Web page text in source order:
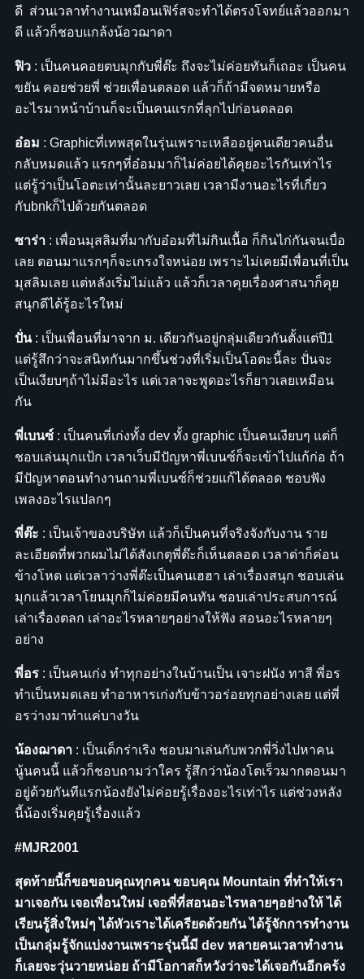
ดี ส่วนเวลาทำงานเหมือนเฟิร์สจะทำได้ตรงโจทย์แล้วออกมา
ดี แล้วก็ชอบแกล้งน้อวฌาดา
ฟิว : เป็นคนคอยตบมุกกับพี่ต๊ะ ถึงจะไม่ค่อยทันก็เถอะ เป็นคน
ขยัน คอยช่วยพี่ ช่วยเพื่อนตลอด แล้วก็ถ้ามีจดหมายหรือ
อะไรมาหน้าบ้านก็จะเป็นคนแรกที่ลุกไปก่อนตลอด
อ๋อม : Graphicที่เทพสุดในรุ่นเพราะเหลืออยู่คนเดียวคนอื่น
กลับหมดแล้ว แรกๆที่อ๋อมมาก็ไม่ค่อยได้คุยอะไรกันเท่าไร
แต่รู้ว่าเป็นโอตะเท่านั้นละยาวเลย เวลามีงานอะไรที่เกี่ยว
กับbnkก็ไปด้วยกันตลอด
ซาร่า : เพื่อนมุสลิมที่มากับอ๋อมที่ไม่กินเนื้อ ก็กินไก่กันจนเบื่อ
เลย ตอนมาแรกๆก็จะเกรงใจหน่อย เพราะไม่เคยมีเพื่อนที่เป็น
มุสลิมเลย แต่หลังเริ่มไม่แล้ว แล้วก็เวลาคุยเรื่องศาสนาก็คุย
สนุกดีได้รู้อะไรใหม่
ปั่น: เป็นเพื่อนที่มาจาก ม. เดียวกันอยู่กลุ่มเดียวกันตั้งแต่ปี1
แต่รู้สึกว่าจะสนิทกันมากขึ้นช่วงที่เริ่มเป็นโอตะนี้ละ ปั่นจะ
เป็นเงียบๆถ้าไม่มีอะไร แต่เวลาจะพูดอะไรก็ยาวเลยเหมือน
กัน
พี่เบนซ์ : เป็นคนที่เก่งทั้ง dev ทั้ง graphic เป็นคนเงียบๆ แต่ก็
ชอบเล่นมุกแป้ก เวลาเว็บมีปัญหาพี่เบนซ์ก็จะเข้าไปแก้ก่อ ถ้า
มีปัญหาตอนทำงานถามพี่เบนซ์ก็ช่วยแก้ได้ตลอด ชอบฟัง
เพลงอะไรแปลกๆ
พี่ต๊ะ : เป็นเจ้าของบริษัท แล้วก็เป็นคนที่จริงจังกับงาน ราย
ละเอียดที่พวกผมไม่ได้สังเกตุพี่ต๊ะก็เห็นตลอด เวลาด่าก็ค่อน
ข้างโหด แต่เวลาว่างพี่ต๊ะเป็นคนเฮฮา เล่าเรื่องสนุก ชอบเล่น
มุกแล้วเวลาโยนมุกก็ไม่ค่อยมีคนทัน ชอบเล่าประสบการณ์
เล่าเรื่องตลก เล่าอะไรหลายๆอย่างให้ฟัง สอนอะไรหลายๆ
อย่าง
พี่อร : เป็นคนเก่ง ทำทุกอย่างในบ้านเป็น เจาะฝนัง ทาสี พี่อร
ทำเป็นหมดเลย ทำอาหารเก่งกับข้าวอร่อยทุกอย่างเลย แต่พี่
อรว่างมาทำแค่บางวัน
น้องฌาดา : เป็นเด็กร่าเริง ชอบมาเล่นกับพวกพี่วิ่งไปหาคน
นู้นคนนี้ แล้วก็ชอบถามว่าใคร รู้สึกว่าน้องโตเร็วมากตอนมา
อยู่ด้วยกันทีแรกน้องยังไม่ค่อยรู้เรื่องอะไรเท่าไร แต่ช่วงหลัง
นี้น้องเริ่มคุยรู้เรื่องแล้ว
#MJR2001
สุดท้ายนี้ก็ขอขอบคุณทุกคน ขอบคุณ Mountain ที่ทำให้เรา
มาเจอกัน เจอเพื่อนใหม่ เจอพี่ที่สอนอะไรหลายๆอย่างให้ ได้
เรียนรู้สิ่งใหม่ๆ ได้หัวเราะได้เครียดด้วยกัน ได้รู้จักการทำงาน
เป็นกลุ่มรู้จักแบ่งงานเพราะรุ่นนี้มี dev หลายคนเวลาทำงาน
ก็เลยจะวุ่นวายหน่อย ถ้ามีโอกาสก็หวังว่าจะได้เจอกันอีกคร้ง